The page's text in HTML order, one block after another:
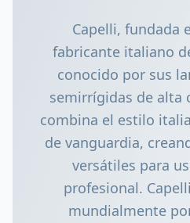
Capelli, fundada
fabricante italiano
conocido por sus
semirrígidas de alta
combina el estilo
de vanguardia,
versátiles para
profesional.
mundialmente